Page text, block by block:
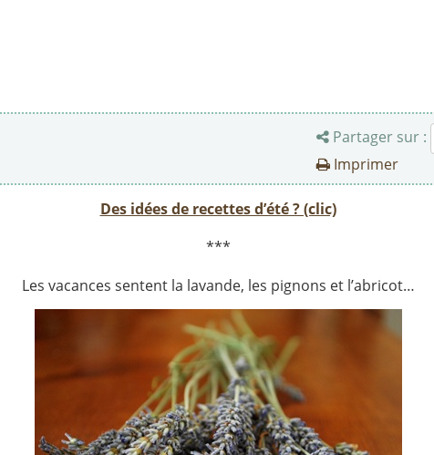
Partager sur :
Imprimer
Des idées de recettes d’été ? (clic)
***
Les vacances sentent la lavande, les pignons et l’abricot…